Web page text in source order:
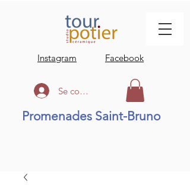
Instagram Facebook
Se connecter
Promenades Saint-Bruno